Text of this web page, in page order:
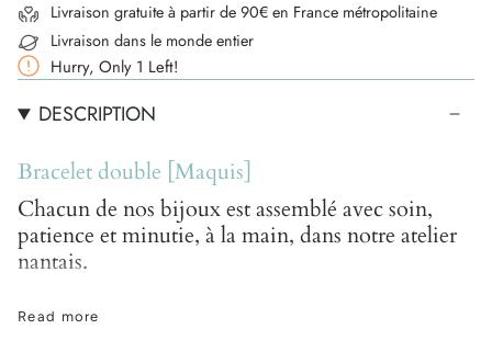
Livraison gratuite à partir de 90€ en France métropolitaine
Livraison dans le monde entier
Hurry, Only 1 Left!
DESCRIPTION
Bracelet double [Maquis]
Chacun de nos bijoux est assemblé avec soin,
patience et minutie, à la main, dans notre atelier
nantais.
pierres semi-précieuses naturelles, toutes uniques, de
Read more